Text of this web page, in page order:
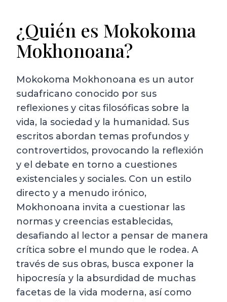
¿Quién es Mokokoma
Mokhonoana?
Mokokoma Mokhonoana es un autor
sudafricano conocido por sus
reflexiones y citas filosóficas sobre la
vida, la sociedad y la humanidad. Sus
escritos abordan temas profundos y
controvertidos, provocando la reflexión
y el debate en torno a cuestiones
existenciales y sociales. Con un estilo
directo y a menudo irónico,
Mokhonoana invita a cuestionar las
normas y creencias establecidas,
desafiando al lector a pensar de manera
crítica sobre el mundo que le rodea. A
través de sus obras, busca exponer la
hipocresía y la absurdidad de muchas
facetas de la vida moderna, así como